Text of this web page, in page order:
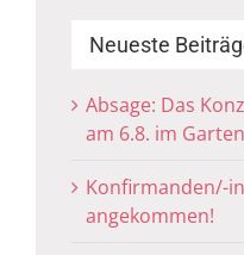
Neueste
Absage: Das
am 6.8. im
Konfirmanden/-
angekommen!